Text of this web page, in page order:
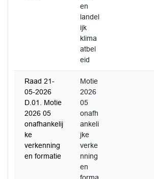
en
landel
ijk
klima
atbel
eid
Raad 21-
05-2026
D.01. Motie
2026 05
onafhankelij
ke
verkenning
en formatie
Motie
2026
05
onafh
ankeli
jke
verke
nning
en